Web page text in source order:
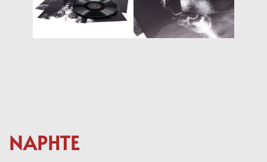
NAPHTE